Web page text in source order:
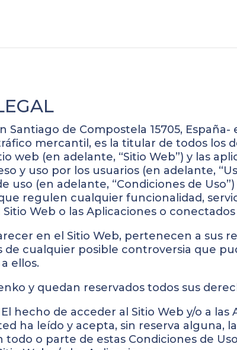
Santiago de Compostela 15705,
mercantil, es la titular de todos los
(en adelante, “Sitio Web”) y las
y uso por los usuarios (en adelante,
uso (en adelante, “Condiciones de Uso”)
regulen cualquier funcionalidad,
Web o las Aplicaciones o conectados
en el Sitio Web, pertenecen a sus
de cualquier posible controversia que
ellos.
y quedan reservados todos sus
hecho de acceder al Sitio Web y/o a las
ha leído y acepta, sin reserva alguna,
o parte de estas Condiciones de